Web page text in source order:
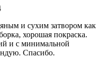
и сухим затвором как
хорошая покраска.
и с минимальной
Спасибо.